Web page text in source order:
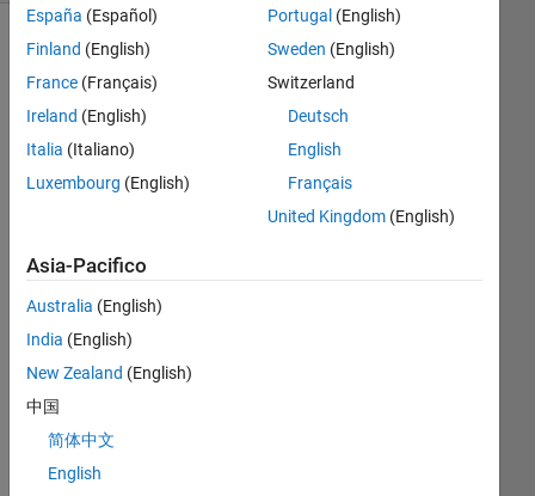
Hi,
I've
che
d
an
ge
España (Español)
Finland (English)
France (Français)
Ireland (English)
Italia (Italiano)
Luxembourg (English)
Portugal (English)
Sweden (English)
Switzerland
Deutsch
English
Français
United Kingdom(English)
Asia-Pacifico
Australia (English)
India (English)
New Zealand (English)
中国
简体中文
English